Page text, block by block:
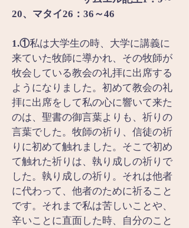
20、マタイ26：36～46
1.①私は大学生の時、大学に講義に
来ていた牧師に導かれ、その牧師が
牧会している教会の礼拝に出席する
ようになりました。初めて教会の礼
拝に出席をして私の心に響いて来た
のは、聖書の御言葉よりも、祈りの
言葉でした。牧師の祈り、信徒の祈
りに初めて触れました。そこで初め
て触れた祈りは、執り成しの祈りで
した。執り成しの祈り。それは他者
に代わって、他者のために祈ること
です。それまで私は苦しいことや、
辛いことに直面した時、自分のこと